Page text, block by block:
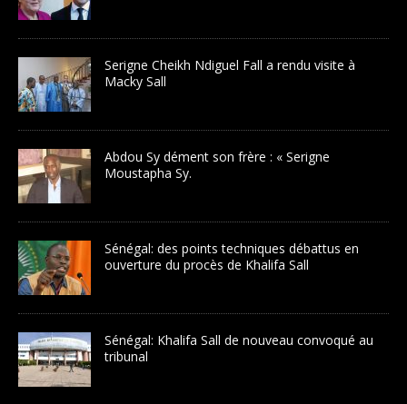
Serigne Cheikh Ndiguel Fall a rendu visite à
Macky Sall
Abdou Sy dément son frère : « Serigne
Moustapha Sy.
Sénégal: des points techniques débattus en
ouverture du procès de Khalifa Sall
Sénégal: Khalifa Sall de nouveau convoqué au
tribunal